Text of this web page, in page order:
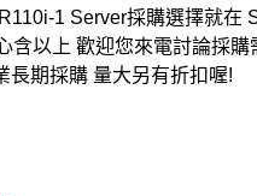
1 Server採購選擇就在
含以上 歡迎您來電討論採
長期採購 量大另有折扣喔!